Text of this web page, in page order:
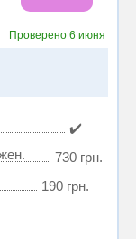
Проверено 6 июня
✔️
730 грн.
190 грн.